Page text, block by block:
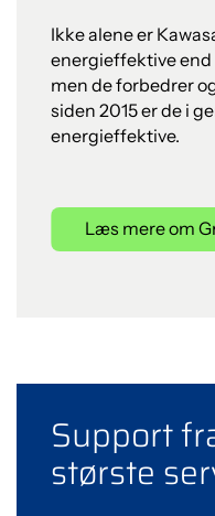
Ikke alene er
energieffektive
men de forbedrer
siden 2015 er de i
energieffektive.
Læs mere om
Support
største